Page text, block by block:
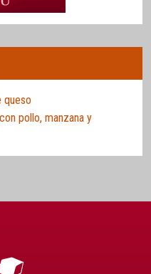
queso
pollo, manzana y